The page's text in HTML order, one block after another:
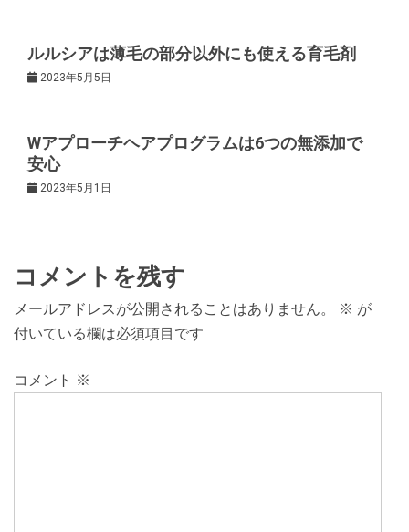
ルルシアは薄毛の部分以外にも使える育毛剤
2023年5月5日
Wアプローチヘアプログラムは6つの無添加で
安心
2023年5月1日
コメントを残す
メールアドレスが公開されることはありません。 ※ が
付いている欄は必須項目です
コメント ※